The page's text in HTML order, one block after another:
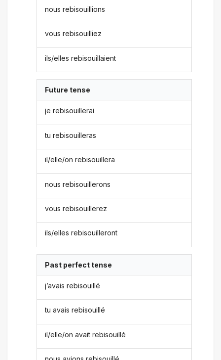
nous rebisouillions
vous rebisouilliez
ils/elles rebisouillaient
Future tense
je rebisouillerai
tu rebisouilleras
il/elle/on rebisouillera
nous rebisouillerons
vous rebisouillerez
ils/elles rebisouilleront
Past perfect tense
j’avais rebisouillé
tu avais rebisouillé
il/elle/on avait rebisouillé